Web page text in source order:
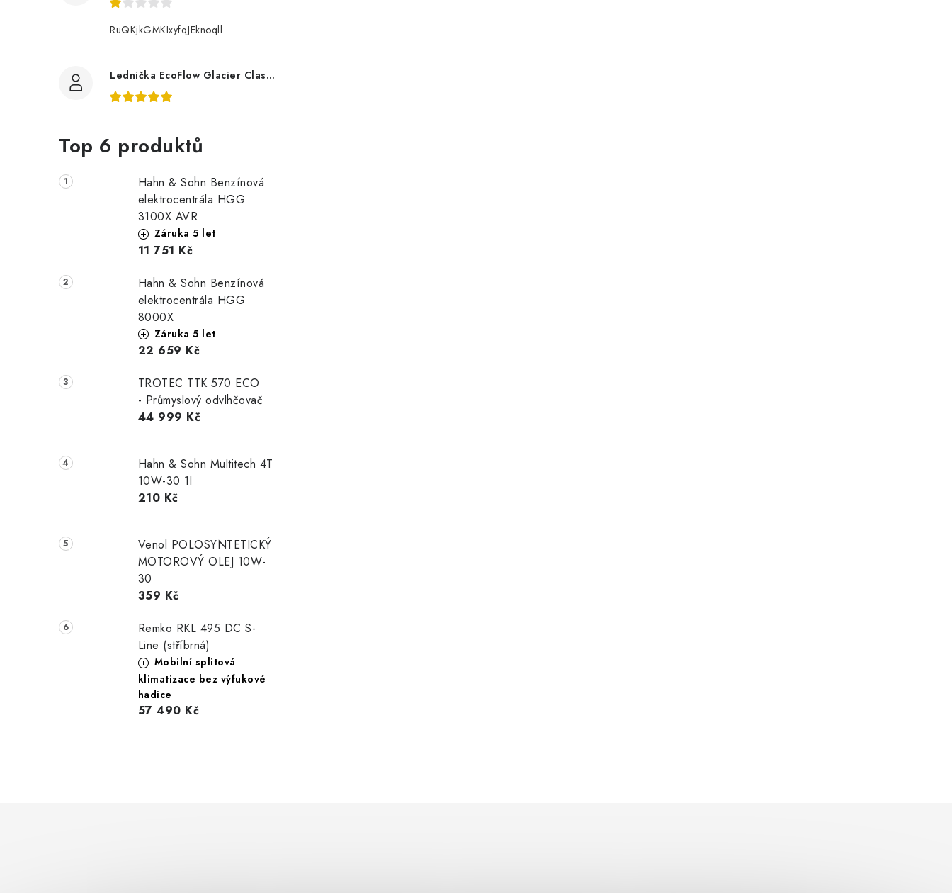
RuQKjkGMKIxyfqJEknoqll
Lednička EcoFlow Glacier Classic 55L
Top 6 produktů
Hahn & Sohn Benzínová
elektrocentrála HGG
3100X AVR
Záruka 5 let
11 751 Kč
Hahn & Sohn Benzínová
elektrocentrála HGG
8000X
Záruka 5 let
22 659 Kč
TROTEC TTK 570 ECO
- Průmyslový odvlhčovač
44 999 Kč
Hahn & Sohn Multitech 4T
10W-30 1l
210 Kč
Venol POLOSYNTETICKÝ
MOTOROVÝ OLEJ 10W-
30
359 Kč
Remko RKL 495 DC S-
Line (stříbrná)
Mobilní splitová
klimatizace bez výfukové
hadice
57 490 Kč